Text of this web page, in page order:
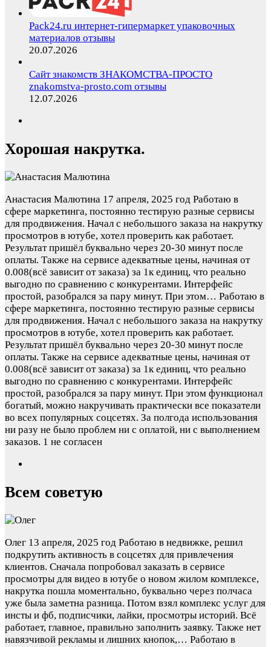
Pack24.ru интернет-гипермаркет упаковочных
материалов отзывы
20.07.2026
Сайт знакомств ЗНАКОМСТВА-ПРОСТО
znakomstva-prosto.com отзывы
12.07.2026
Хорошая накрутка.
Анастасия Малютина 17 апреля, 2025 год Работаю в
сфере маркетинга, постоянно тестирую разные сервисы
для продвижения. Начал с небольшого заказа на накрутку
просмотров в ютубе, хотел проверить как работает.
Результат пришёл буквально через 20-30 минут после
оплаты. Также на сервисе адекватные цены, начиная от
0.008(всё зависит от заказа) за 1к единиц, что реально
выгодно по сравнению с конкурентами. Интерфейс
простой, разобрался за пару минут. При этом… Работаю в
сфере маркетинга, постоянно тестирую разные сервисы
для продвижения. Начал с небольшого заказа на накрутку
просмотров в ютубе, хотел проверить как работает.
Результат пришёл буквально через 20-30 минут после
оплаты. Также на сервисе адекватные цены, начиная от
0.008(всё зависит от заказа) за 1к единиц, что реально
выгодно по сравнению с конкурентами. Интерфейс
простой, разобрался за пару минут. При этом функционал
богатый, можно накручивать практически все показатели
во всех популярных соцсетях. За полгода использования
ни разу не было проблем ни с оплатой, ни с выполнением
заказов. 1 не согласен
Всем советую
Олег 13 апреля, 2025 год Работаю в недвижке, решил
подкрутить активность в соцсетях для привлечения
клиентов. Сначала попробовал заказать в сервисе
просмотры для видео в ютубе о новом жилом комплексе,
накрутка пошла моментально, буквально через полчаса
уже была заметна разница. Потом взял комплекс услуг для
инсты и фб, подписчики, лайки, просмотры историй. Всё
работает, главное, правильно заполнить заявку. Также нет
навязчивой рекламы и лишних кнопок,… Работаю в